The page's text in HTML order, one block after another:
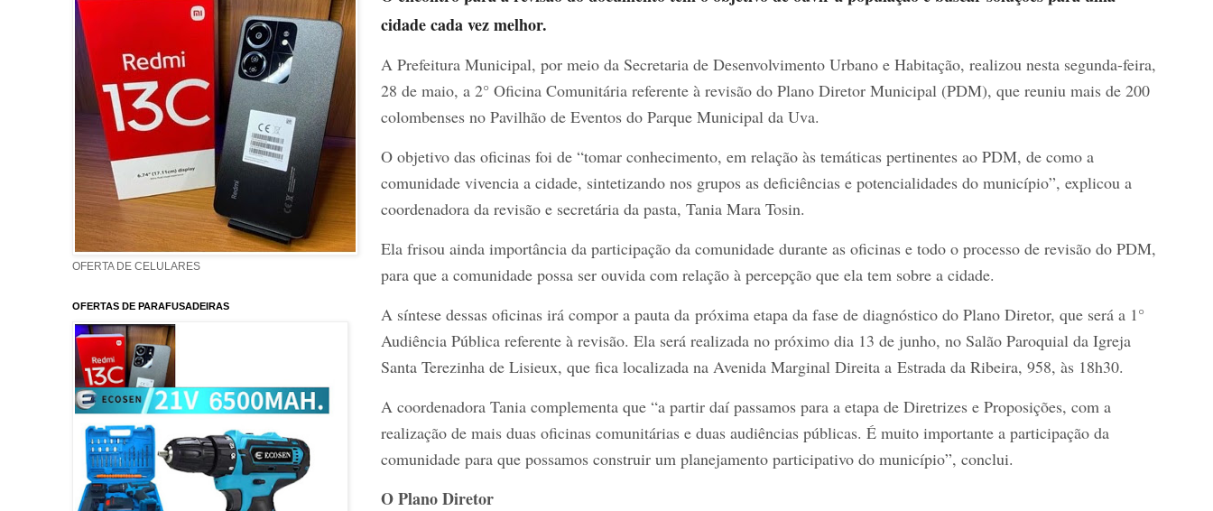
cidade cada vez melhor.
A Prefeitura Municipal, por meio da Secretaria de Desenvolvimento Urbano e Habitação, realizou nesta segunda-feira,
28 de maio, a 2° Oficina Comunitária referente à revisão do Plano Diretor Municipal (PDM), que reuniu mais de 200
colombenses no Pavilhão de Eventos do Parque Municipal da Uva.
O objetivo das oficinas foi de “tomar conhecimento, em relação às temáticas pertinentes ao PDM, de como a
comunidade vivencia a cidade, sintetizando nos grupos as deficiências e potencialidades do município”, explicou a
coordenadora da revisão e secretária da pasta, Tania Mara Tosin.
Ela frisou ainda importância da participação da comunidade durante as oficinas e todo o processo de revisão do PDM,
para que a comunidade possa ser ouvida com relação à percepção que ela tem sobre a cidade.
A síntese dessas oficinas irá compor a pauta da próxima etapa da fase de diagnóstico do Plano Diretor, que será a 1°
Audiência Pública referente à revisão. Ela será realizada no próximo dia 13 de junho, no Salão Paroquial da Igreja
Santa Terezinha de Lisieux, que fica localizada na Avenida Marginal Direita a Estrada da Ribeira, 958, às 18h30.
A coordenadora Tania complementa que “a partir daí passamos para a etapa de Diretrizes e Proposições, com a
realização de mais duas oficinas comunitárias e duas audiências públicas. É muito importante a participação da
comunidade para que possamos construir um planejamento participativo do município”, conclui.
O Plano Diretor
OFERTA DE CELULARES
OFERTAS DE PARAFUSADEIRAS